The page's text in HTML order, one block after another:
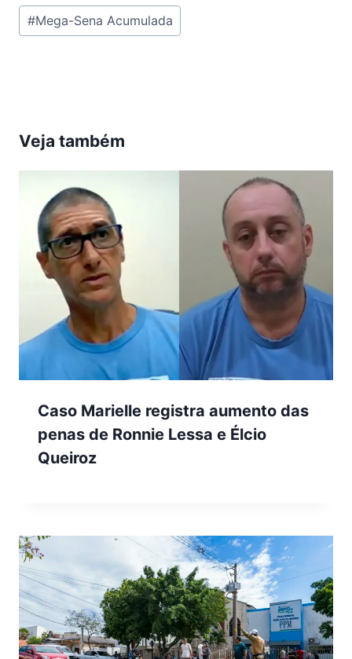
Tags
do
#Mega-Sena Acumulada
Veja também
Caso Marielle registra aumento das
penas de Ronnie Lessa e Élcio
Queiroz